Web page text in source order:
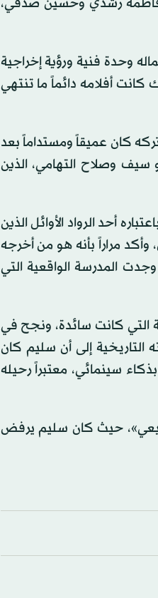
وحدة فنية ورؤية إخراجية
أفلامه دائماً ما تنتهي
عاماً فقط، غير أن الأثر الذي تركه كان عميقاً ومستداماً بعد
وصلاح التهامي، الذين
أحد الرواد الأوائل الذين
مراراً بأنه هو من أخرجه
وجدت المدرسة الواقعية التي
التي كانت سائدة، ونجح في
التاريخية إلى أن سليم كان
سينمائي، معتبراً رحيله
حيث كان سليم يرفض